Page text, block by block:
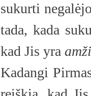
sukurti
tada, kada
kad Jis yra
Kadangi